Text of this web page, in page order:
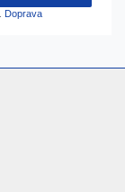
Doprava